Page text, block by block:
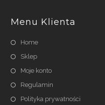
new
tab
Menu Klienta
Home
Sklep
Moje konto
Regulamin
Polityka prywatności